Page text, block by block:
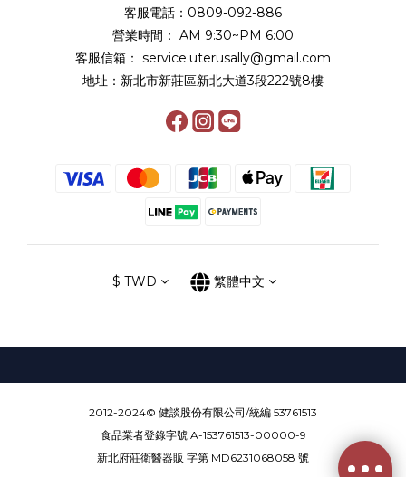
客服電話：0809-092-886
營業時間： AM 9:30~PM 6:00
客服信箱： service.uterusally@gmail.com
地址：新北市新莊區新北大道3段222號8樓
$ TWD 繁體中文
2012-2024© 健談股份有限公司/統編 53761513
食品業者登錄字號 A-153761513-00000-9
新北府莊衛醫器販 字第 MD6231068058 號